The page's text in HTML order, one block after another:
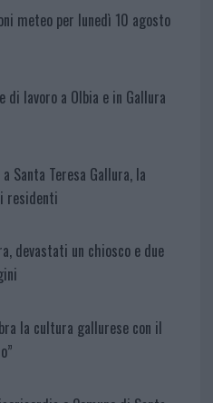
meteo per lunedì 10 agosto
di lavoro a Olbia e in Gallura
Santa Teresa Gallura, la
residenti
devastati un chiosco e due
la cultura gallurese con il